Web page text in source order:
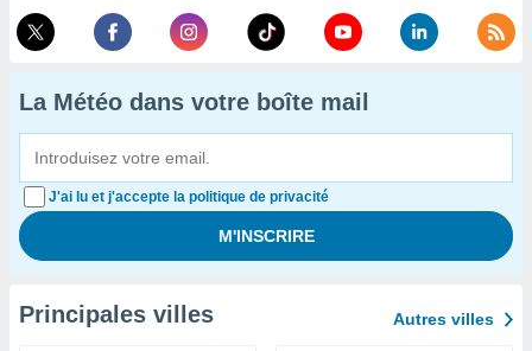
La Météo dans votre boîte mail
J'ai lu et j'accepte la politique de privacité
Principales villes Autres villes